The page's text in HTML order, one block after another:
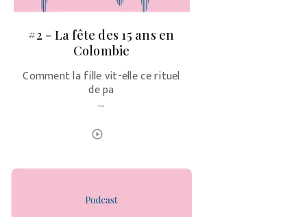
#2 - La fête des 15 ans en
Colombie
Comment la fille vit-elle ce rituel
de pa
…
play_circle_outline